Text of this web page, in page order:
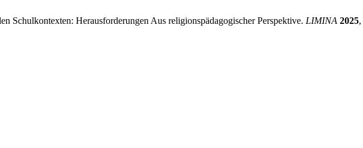
Schulkontexten: Herausforderungen Aus religionspädagogischer Perspektive. LIMINA 2025,